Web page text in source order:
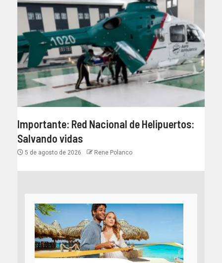
Importante: Red Nacional de Helipuertos:
Salvando vidas
5 de agosto de 2026 Rene Polanco